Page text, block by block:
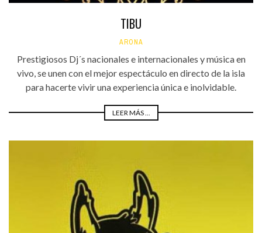
TIBU
ARONA
Prestigiosos Dj´s nacionales e internacionales y música en
vivo, se unen con el mejor espectáculo en directo de la isla
para hacerte vivir una experiencia única e inolvidable.
LEER MÁS ...